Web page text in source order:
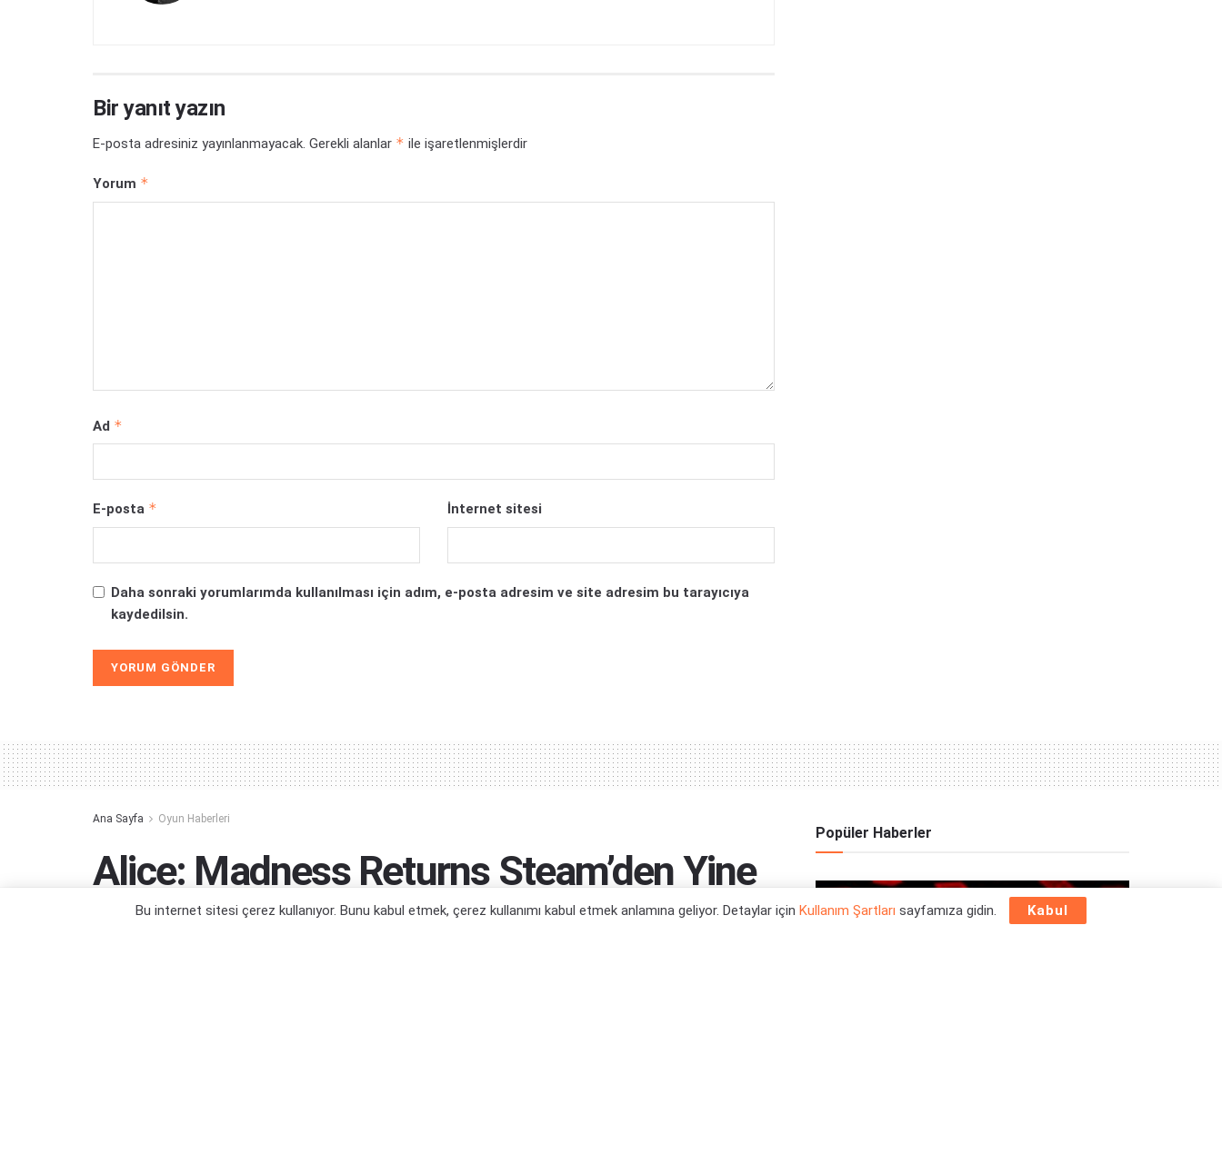
Bir yanıt yazın
E-posta adresiniz yayınlanmayacak. Gerekli alanlar * ile işaretlenmişlerdir
Yorum *
Ad *
E-posta * İnternet sitesi
Daha sonraki yorumlarımda kullanılması için adım, e-posta adresim ve site adresim bu tarayıcıya
kaydedilsin.
Ana Sayfa Oyun Haberleri
Alice: Madness Returns Steam’den Yine
Kaldırıldı (Güncel)
Popüler Haberler
Bu internet sitesi çerez kullanıyor. Bunu kabul etmek, çerez kullanımı kabul etmek anlamına geliyor. Detaylar için Kullanım Şartları sayfamıza gidin. Kabul